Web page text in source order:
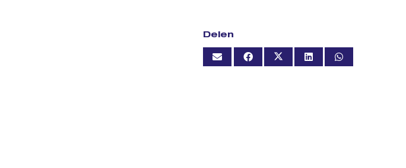
Delen